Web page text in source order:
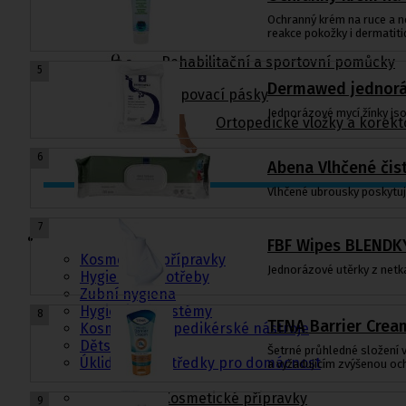
Rehabilitační a sportovní pomůcky
Tejpovací pásky
Ortopedické vložky a
Kosmetické přípravky
Hygienické potřeby
Zubní hygiena
Hygienické systémy
Kosmetické a pedikérské nástroje
Dětské pleny
Úklidové prostředky pro domácnost
Kosmetické přípravky
Ochranný krém na ruce a
reakce pokožky i
5
Dermawed
Jednorázové mycí žínky
6
Abena Vlhčené
Vlhčené ubrousky
7
FBF Wipes
Jednorázové utěrky z
8
TENA Barrier
Šetrné průhledné složení
a vyžadujícím zvýšenou
9